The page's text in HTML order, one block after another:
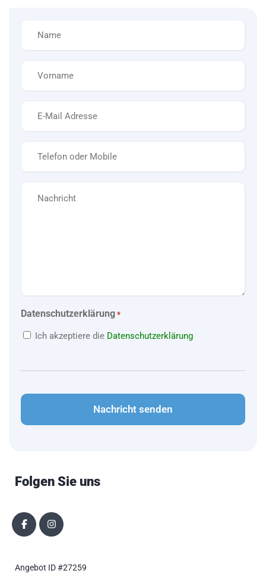
*
Datenschutzerklärung *
Ich akzeptiere die Datenschutzerklärung
Folgen Sie uns
Angebot ID #27259